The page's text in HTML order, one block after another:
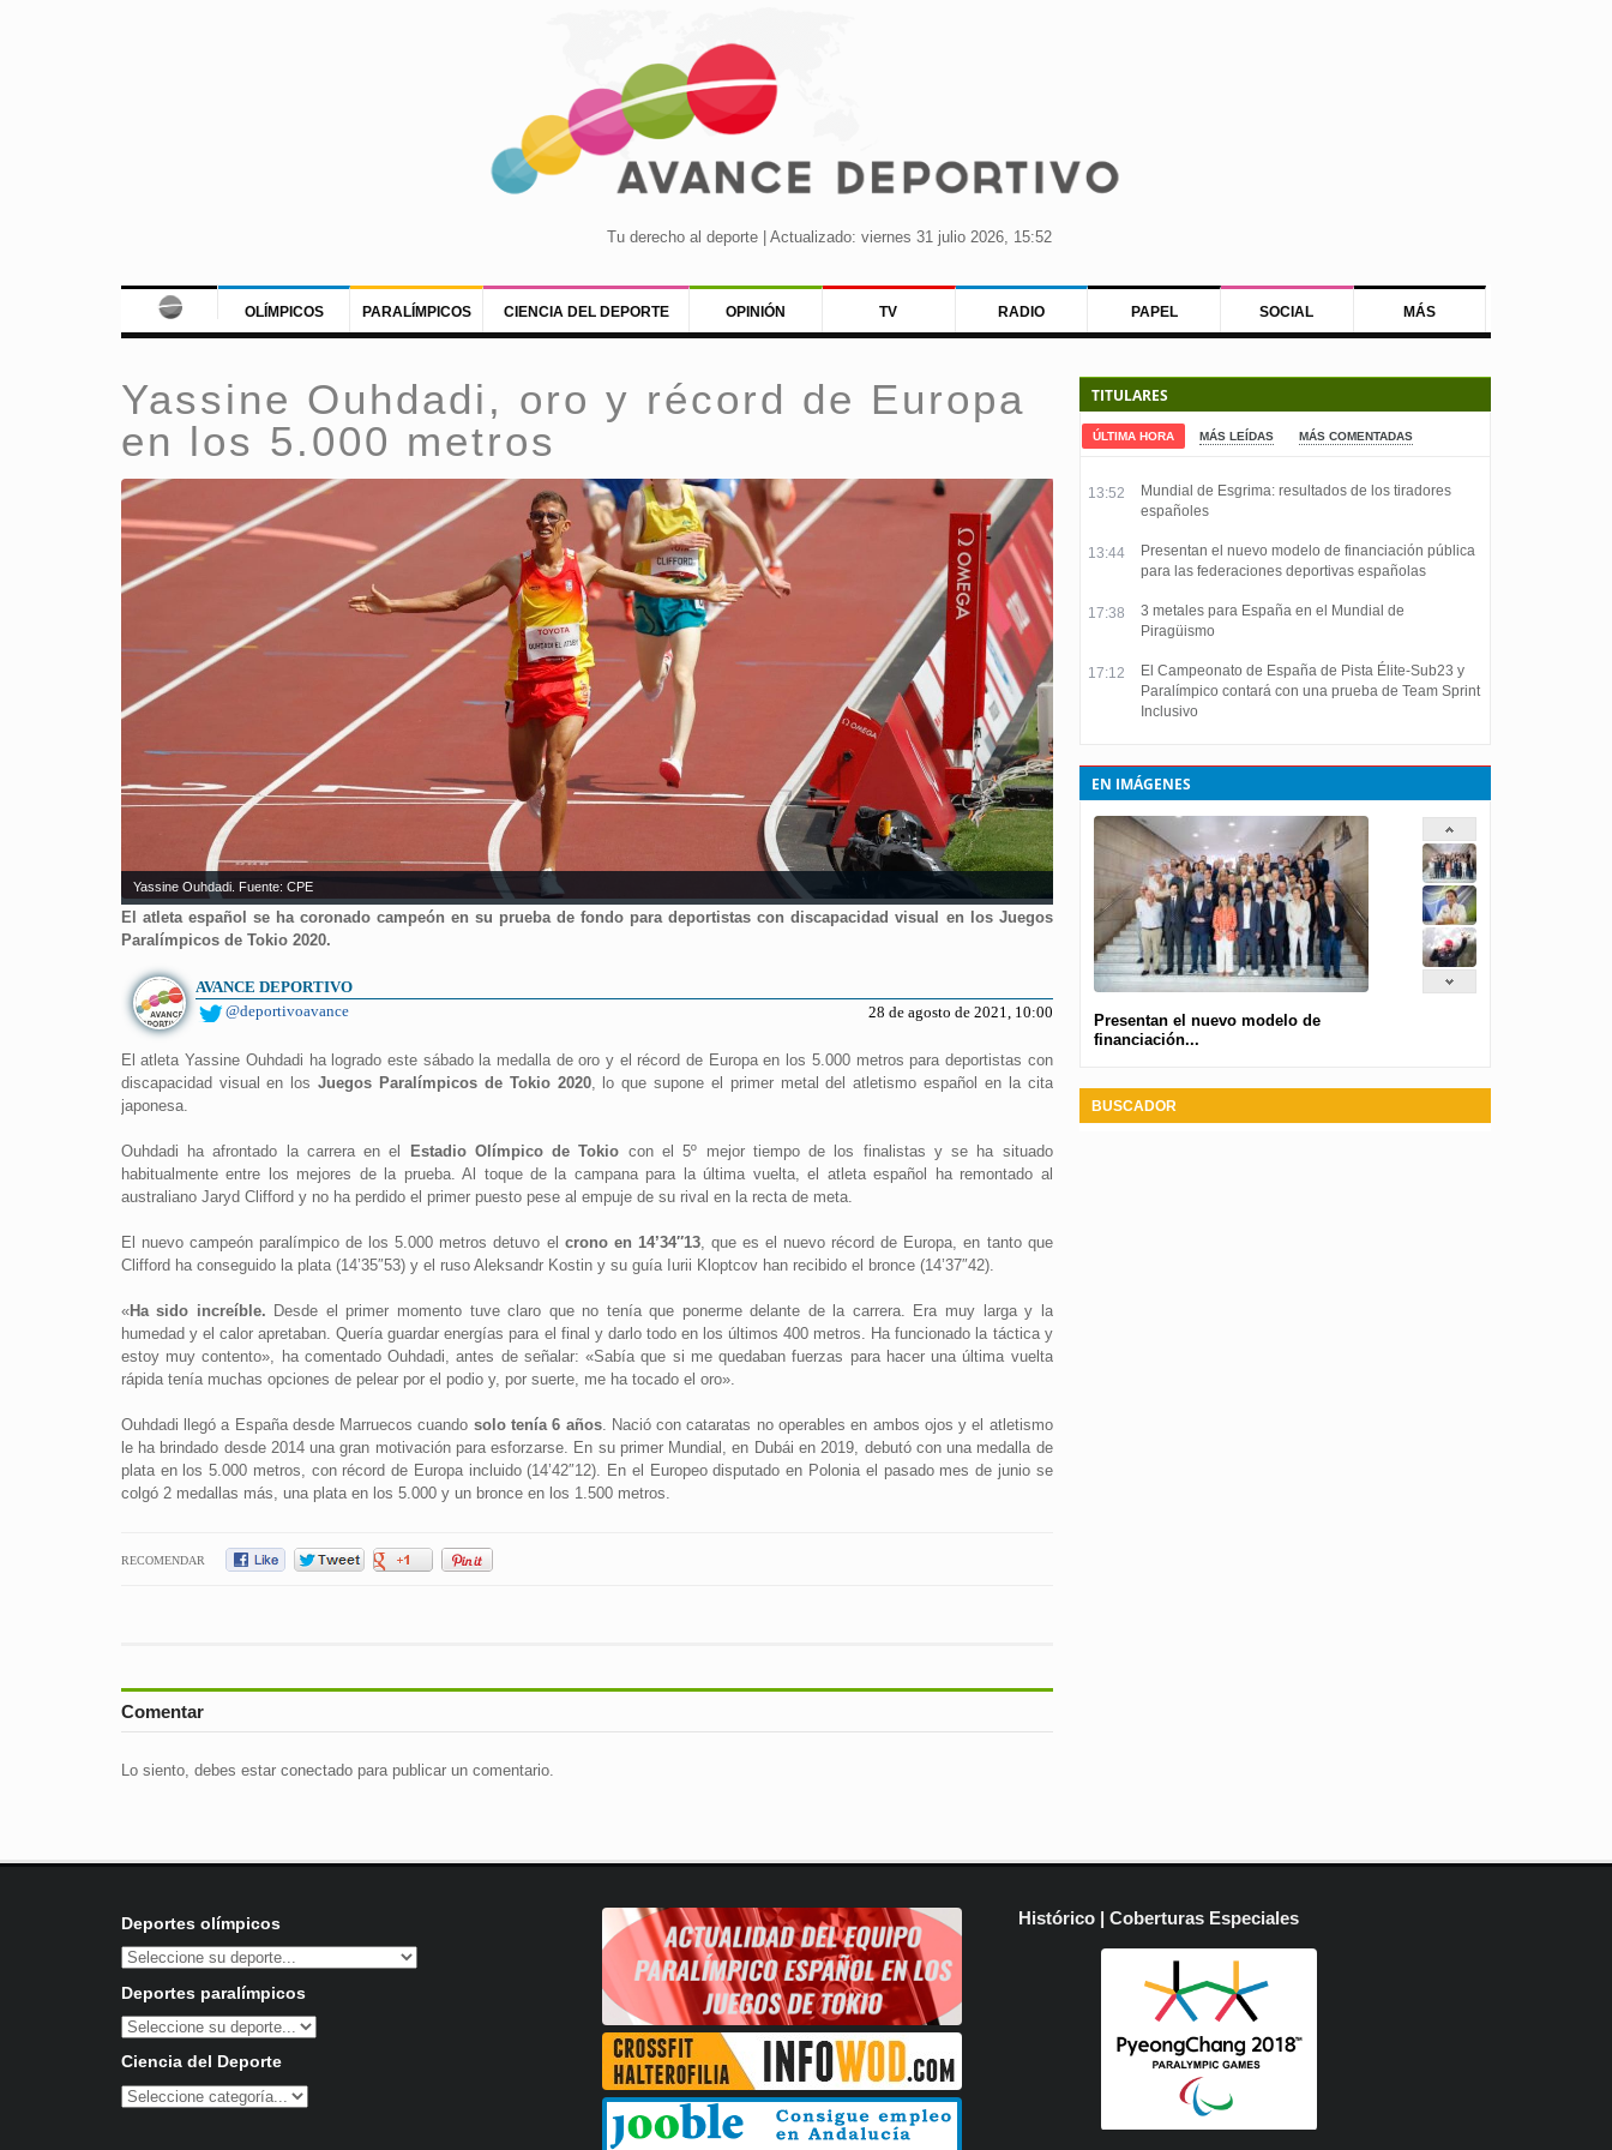
Tu derecho al deporte | Actualizado: viernes 31 julio 2026, 15:52
OLÍMPICOS PARALÍMPICOS CIENCIA DEL DEPORTE OPINIÓN TV RADIO PAPEL SOCIAL MÁS
Yassine Ouhdadi, oro y récord de Europa
en los 5.000 metros
Yassine Ouhdadi. Fuente: CPE
El atleta español se ha coronado campeón en su prueba de fondo para deportistas con discapacidad visual en los Juegos
Paralímpicos de Tokio 2020.
AVANCE DEPORTIVO
@deportivoavance
28 de agosto de 2021, 10:00
El atleta Yassine Ouhdadi ha logrado este sábado la medalla de oro y el récord de Europa en los 5.000 metros para deportistas con
discapacidad visual en losJuegos Paralímpicos de Tokio 2020, lo que supone el primer metal del atletismo español en la cita
japonesa.
Ouhdadi ha afrontado la carrera en el Estadio Olímpico de Tokio con el 5º mejor tiempo de los finalistas y se ha situado
habitualmente entre los mejores de la prueba. Al toque de la campana para la última vuelta, el atleta español ha remontado al
australiano Jaryd Clifford y no ha perdido el primer puesto pese al empuje de su rival en la recta de meta.
El nuevo campeón paralímpico de los 5.000 metros detuvo el crono en 14’34″13, que es el nuevo récord de Europa, en tanto que
Clifford ha conseguido la plata (14’35″53) y el ruso Aleksandr Kostin y su guía Iurii Kloptcov han recibido el bronce (14’37″42).
«Ha sido increíble. Desde el primer momento tuve claro que no tenía que ponerme delante de la carrera. Era muy larga y la
humedad y el calor apretaban. Quería guardar energías para el final y darlo todo en los últimos 400 metros. Ha funcionado la táctica y
estoy muy contento», ha comentado Ouhdadi, antes de señalar: «Sabía que si me quedaban fuerzas para hacer una última vuelta
rápida tenía muchas opciones de pelear por el podio y, por suerte, me ha tocado el oro».
Ouhdadi llegó a España desde Marruecos cuando solo tenía 6 años. Nació con cataratas no operables en ambos ojos y el atletismo
le ha brindado desde 2014 una gran motivación para esforzarse. En su primer Mundial, en Dubái en 2019, debutó con una medalla de
plata en los 5.000 metros, con récord de Europa incluido (14’42″12). En el Europeo disputado en Polonia el pasado mes de junio se
colgó 2 medallas más, una plata en los 5.000 y un bronce en los 1.500 metros.
RECOMENDAR
Comentar
Lo siento, debes estar conectadopara publicar un comentario.
TITULARES
ÚLTIMA HORA MÁS LEÍDAS MÁS COMENTADAS
13:52
Mundial de Esgrima: resultados de los tiradores
españoles
13:44
Presentan el nuevo modelo de financiación pública
para las federaciones deportivas españolas
17:38
3 metales para España en el Mundial de
Piragüismo
17:12
El Campeonato de España de Pista Élite-Sub23 y
Paralímpico contará con una prueba de Team Sprint
Inclusivo
EN IMÁGENES
Presentan el nuevo modelo de
financiación...
BUSCADOR
Deportes olímpicos
Deportes paralímpicos
Ciencia del Deporte
Histórico | Coberturas Especiales